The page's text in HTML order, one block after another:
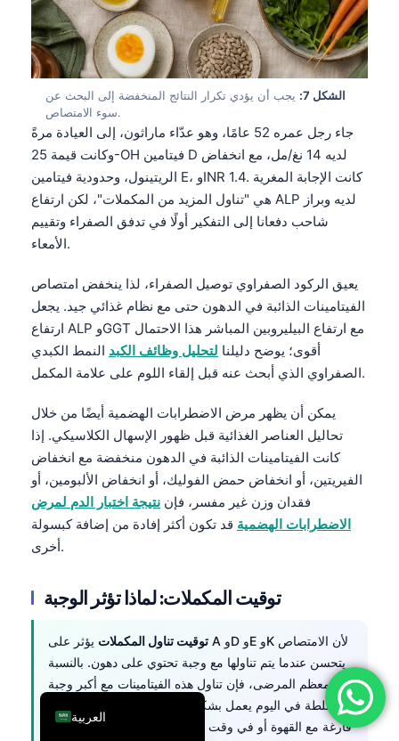
الشكل 7:
يجب أن يؤدي تكرار النتائج المنخفضة إلى البحث عن
سوء الامتصاص.
جاء رجل عمره 52 عامًا، وهو عدّاء ماراثون، إلى العيادة مرةً
وكانت قيمة 25-OH فيتامين D لديه 14 نغ/مل، مع انخفاض
الريتينول، وحدودية فيتامين E، وINR 1.4. كانت الإجابة المغرية
هي "تناول المزيد من المكملات"، لكن ارتفاع ALP لديه وبراز
شاحب دفعانا إلى التفكير أولًا في تدفق الصفراء وتقييم
الأمعاء.
يعيق الركود الصفراوي توصيل الصفراء، لذا ينخفض امتصاص
الفيتامينات الذائبة في الدهون حتى مع نظام غذائي جيد. يجعل
ارتفاع ALP وGGT مع ارتفاع البيليروبين المباشر هذا الاحتمال
أقوى؛ يوضح دليلنا لتحليل وظائف الكبد النمط الكبدي
الصفراوي الذي أبحث عنه قبل إلقاء اللوم على علامة المكمل.
يمكن أن يظهر مرض الاضطرابات الهضمية أيضًا من خلال
تحاليل العناصر الغذائية قبل ظهور الإسهال الكلاسيكي. إذا
كانت الفيتامينات الذائبة في الدهون منخفضة مع انخفاض
الفيريتين، أو انخفاض حمض الفوليك، أو انخفاض الألبومين، أو
فقدان وزن غير مفسر، فإن نتيجة اختبار الدم لمرض
الاضطرابات الهضمية قد تكون أكثر إفادة من إضافة كبسولة
أخرى.
توقيت المكملات: لماذا تؤثر الوجبة
توقيت تناول المكملات يؤثر على A وD وE وK لأن الامتصاص
يتحسن عندما يتم تناولها مع وجبة تحتوي على دهون. بالنسبة
لمعظم المرضى، فإن تناول هذه الفيتامينات مع أكبر وجبة
مختلطة في اليوم يعمل بشكل أفضل من تناولها على معدة
فارغة مع القهوة أو في وقت متأخر من الليل بعد عشاء قليل
العربية
English
Deutsch
עִבְרִית
Português
Ελληνικά
Türkçe
Română
فارسی
Български
Dansk
Nederlands
Bahasa Indonesia
Հայերեն
Íslenska
Српски језик
Svenska
Bosanski
Azərbaycan dili
Eesti